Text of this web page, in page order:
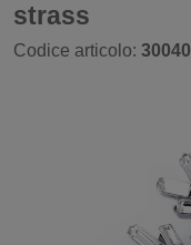
strass
Codice articolo: